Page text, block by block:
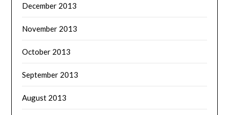
December 2013
November 2013
October 2013
September 2013
August 2013